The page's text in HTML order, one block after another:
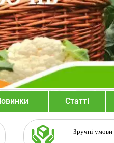
Статті
Зручні умови